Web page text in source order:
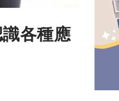
各種應